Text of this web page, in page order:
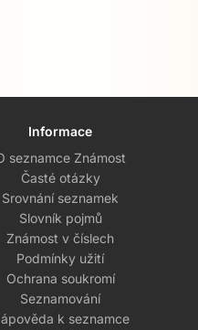
Informace
seznamce Známost
Časté otázky
Srovnání seznamek
Slovník pojmů
Známost v číslech
Podmínky užití
Ochrana soukromí
Seznamování
k seznamce